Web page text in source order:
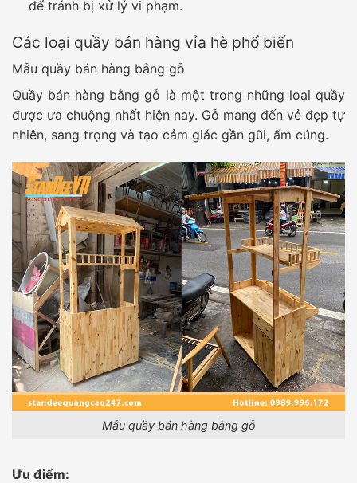
để tránh bị xử lý vi phạm.
Các loại quầy bán hàng vỉa hè phổ biến
Mẫu quầy bán hàng bằng gỗ
Quầy bán hàng bằng gỗ là một trong những loại quầy
được ưa chuộng nhất hiện nay. Gỗ mang đến vẻ đẹp tự
nhiên, sang trọng và tạo cảm giác gần gũi, ấm cúng.
Mẫu quầy bán hàng bằng gỗ
Ưu điểm: